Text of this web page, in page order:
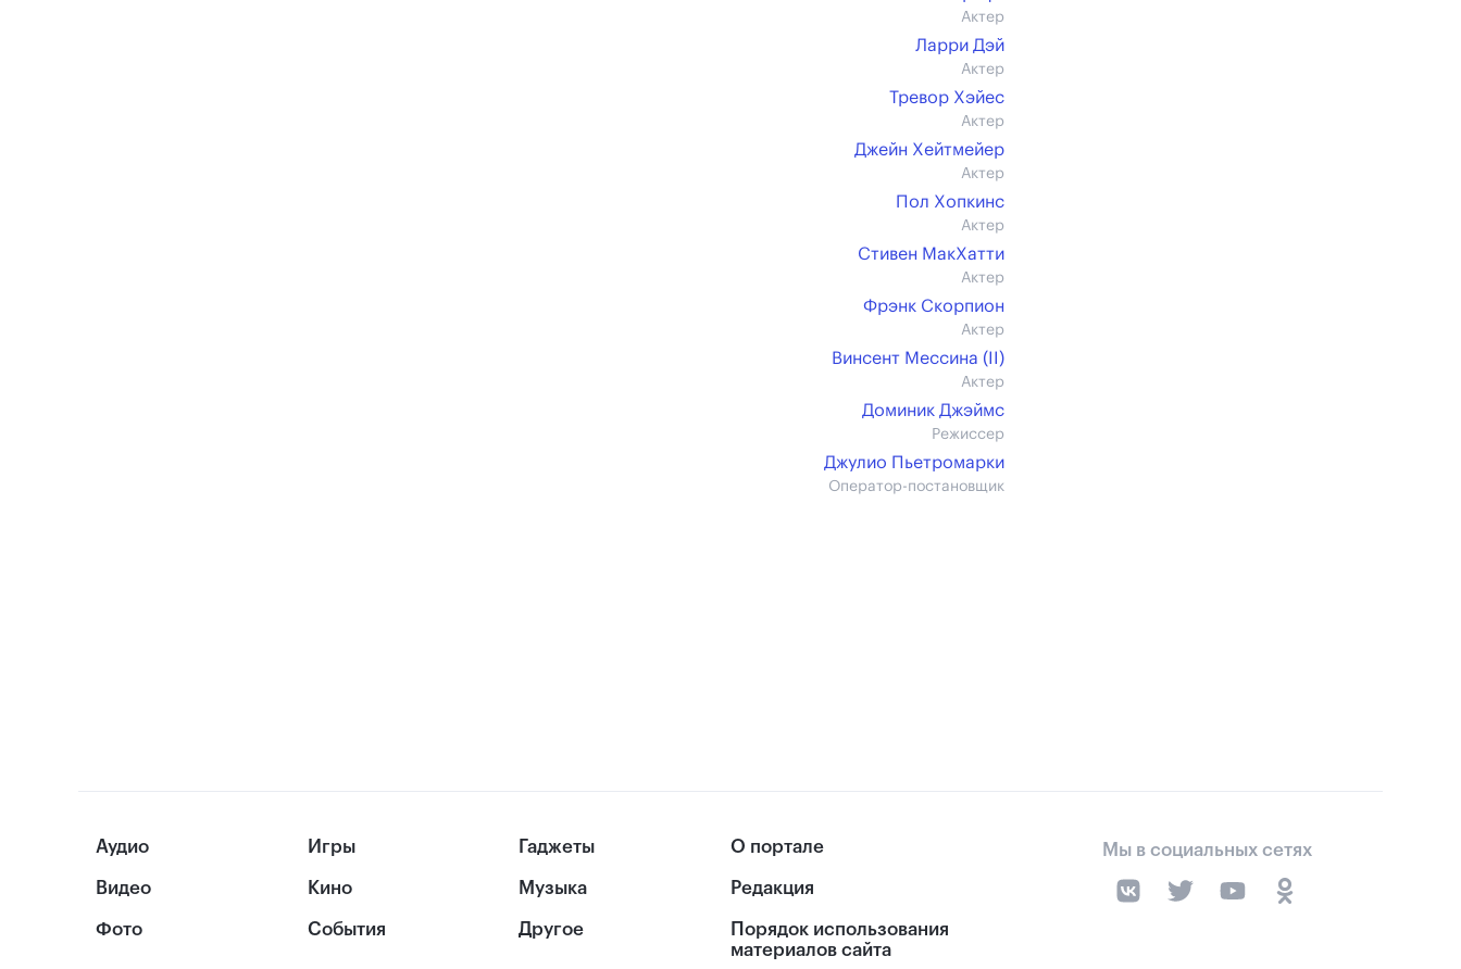
Актер
Ларри Дэй
Актер
Тревор Хэйес
Актер
Джейн Хейтмейер
Актер
Пол Хопкинс
Актер
Стивен МакХатти
Актер
Фрэнк Скорпион
Актер
Винсент Мессина (II)
Актер
Доминик Джэймс
Режиссер
Джулио Пьетромарки
Оператор-постановщик
Аудио
Видео
Фото
Игры
Кино
События
Гаджеты
Музыка
Другое
О портале
Редакция
Порядок использования
материалов сайта
Мы в социальных сетях